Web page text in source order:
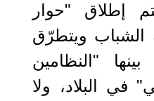
إطلاق "حوار
ويتطرّق
"النظامين
في البلاد، ولا